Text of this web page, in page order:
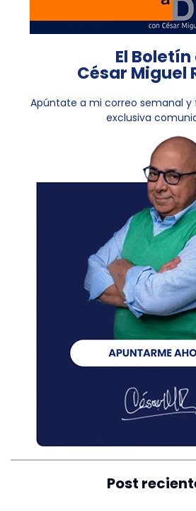
El Boletín
César Miguel
Apúntate a mi correo semanal
exclusiva
Post